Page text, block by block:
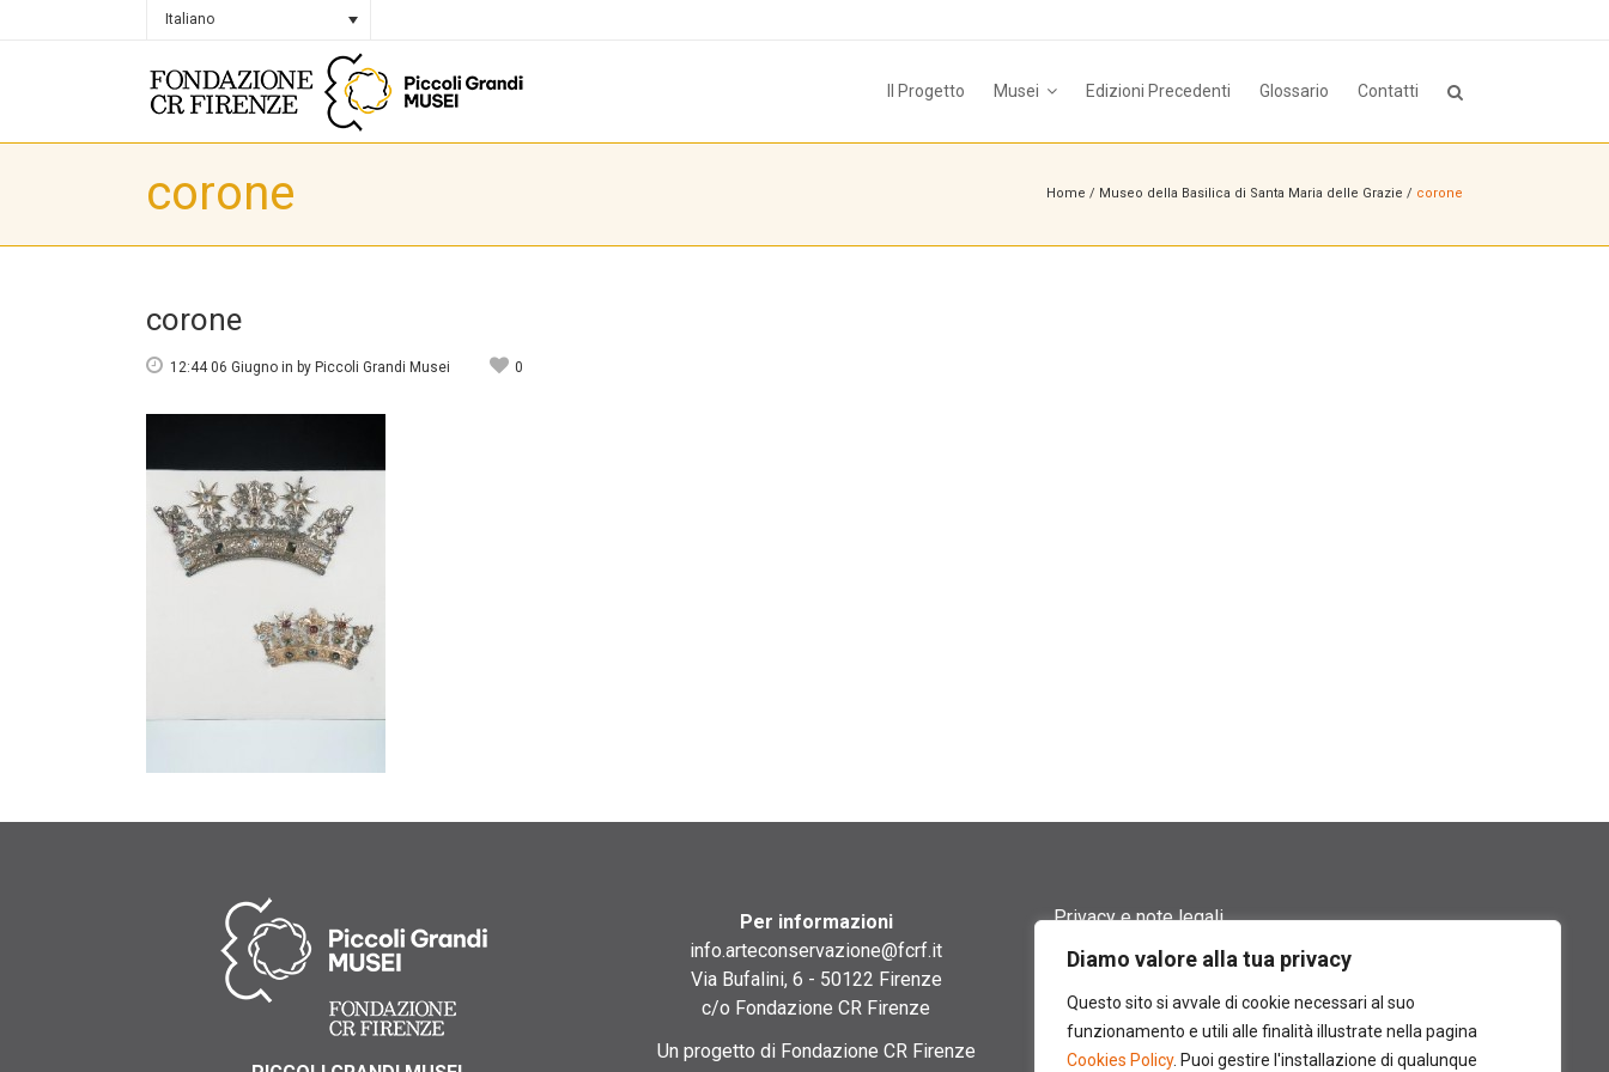
Diamo valore alla tua privacy
Questo sito si avvale di cookie necessari al suo
funzionamento e utili alle finalità illustrate nella pagina
Cookies Policy. Puoi gestire l'installazione di qualunque
Italiano
Il Progetto Musei Edizioni Precedenti Glossario Contatti
corone Home / Museo della Basilica di Santa Maria delle Grazie / corone
corone
12:44 06 Giugno in by Piccoli Grandi Musei 0
Per informazioni
info.arteconservazione@fcrf.it
Via Bufalini, 6 - 50122 Firenze
c/o Fondazione CR Firenze
Un progetto di Fondazione CR Firenze
Privacy e note legali
Termini di utilizzo
Cookie policy
Contatti